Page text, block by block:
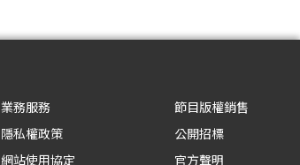
業務服務
隱私權政策
網站使用協定
節目版權銷售
公開招標
官方聲明